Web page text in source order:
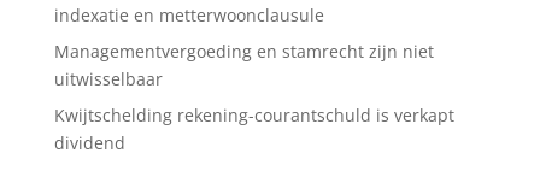
indexatie en metterwoonclausule
Managementvergoeding en stamrecht zijn niet
uitwisselbaar
Kwijtschelding rekening-courantschuld is verkapt
dividend